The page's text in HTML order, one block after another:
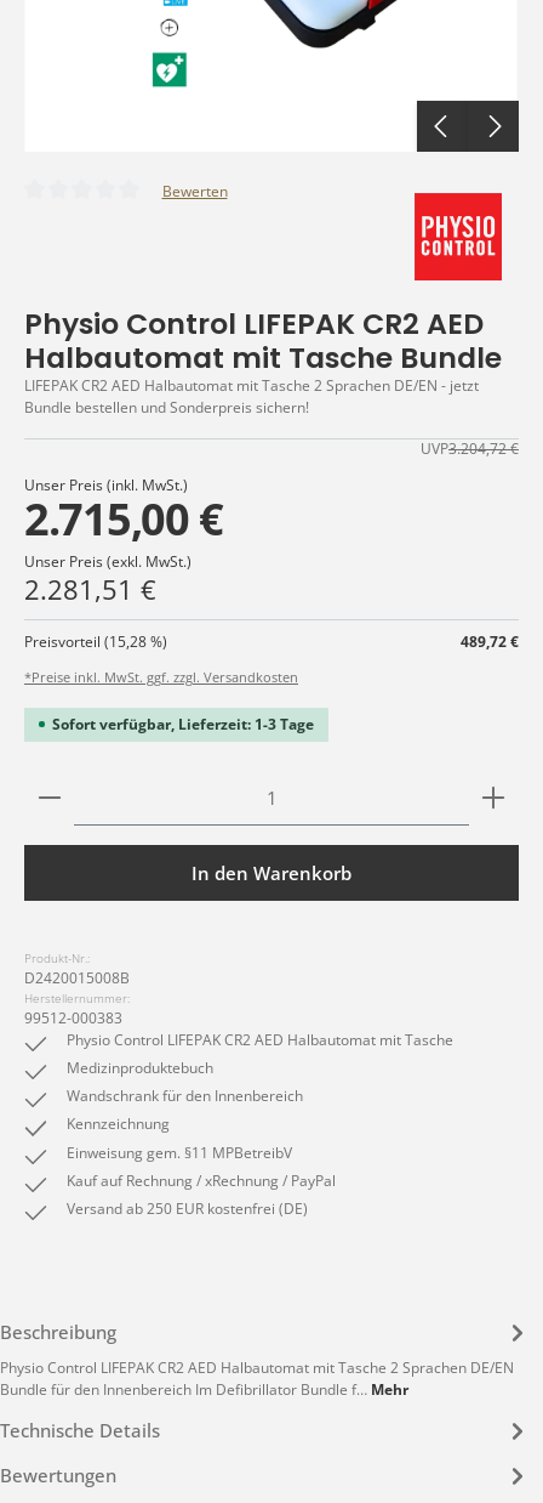
Bewerten
Physio Control LIFEPAK CR2 AED
Halbautomat mit Tasche Bundle
LIFEPAK CR2 AED Halbautomat mit Tasche 2 Sprachen DE/EN - jetzt
Bundle bestellen und Sonderpreis sichern!
UVP3.204,72 €
Unser Preis (inkl. MwSt.)
2.715,00 €
Unser Preis (exkl. MwSt.)
2.281,51 €
Preisvorteil (15,28 %) 489,72 €
*Preise inkl. MwSt. ggf. zzgl. Versandkosten
Sofort verfügbar, Lieferzeit: 1-3 Tage
Produkt Anzahl: Gib den gewünschten Wert ein
In den Warenkorb
Produkt-Nr.:
D2420015008B
Herstellernummer:
99512-000383
Physio Control LIFEPAK CR2 AED Halbautomat mit Tasche
Medizinproduktebuch
Wandschrank für den Innenbereich
Kennzeichnung
Einweisung gem. §11 MPBetreibV
Kauf auf Rechnung / xRechnung / PayPal
Versand ab 250 EUR kostenfrei (DE)
Beschreibung
Physio Control LIFEPAK CR2 AED Halbautomat mit Tasche 2 Sprachen DE/EN
Bundle für den Innenbereich Im Defibrillator Bundle f… Mehr
Technische Details
Bewertungen